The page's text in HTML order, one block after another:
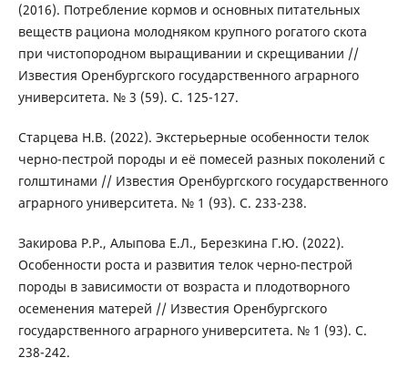
(2016). Потребление кормов и основных питательных
веществ рациона молодняком крупного рогатого скота
при чистопородном выращивании и скрещивании //
Известия Оренбургского государственного аграрного
университета. № 3 (59). С. 125-127.
Старцева Н.В. (2022). Экстерьерные особенности телок
черно-пестрой породы и её помесей разных поколений с
голштинами // Известия Оренбургского государственного
аграрного университета. № 1 (93). С. 233-238.
Закирова Р.Р., Алыпова Е.Л., Березкина Г.Ю. (2022).
Особенности роста и развития телок черно-пестрой
породы в зависимости от возраста и плодотворного
осеменения матерей // Известия Оренбургского
государственного аграрного университета. № 1 (93). С.
238-242.